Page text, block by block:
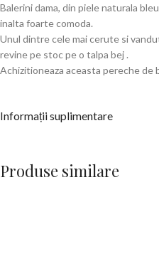
Balerini dama, din piele naturala
inalta foarte comoda.
Unul dintre cele mai cerute si
revine pe stoc pe o talpa bej .
Achizitioneaza aceasta pereche de
Informații suplimentare
Produse similare